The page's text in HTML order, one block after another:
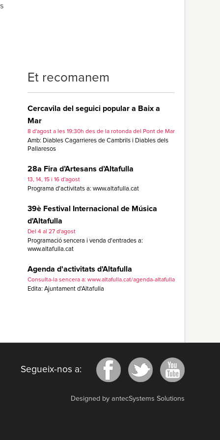
Et recomanem
Cercavila del seguici popular a Baix a
Mar
8 d'agost a les 19:30h des de la rotonda del Pont de Mar
Amb: Diables Cagarrieres de Cambrils i Diables dels
Pallaresos
28a Fira d’Artesans d’Altafulla
13, 14, 15 i 16 d'agost
Programa d'activitats a: www.altafulla.cat
39è Festival Internacional de Música
d'Altafulla
Del 4 al 27 d'agost
Programació sencera i venda d'entrades a:
www.altafulla.cat
Agenda d'activitats d'Altafulla
Consulta-la sencera a: www.altafulla.cat/agenda-altafulla
Edita: Ajuntament d'Altafulla
Segueix-nos a:
Designed by antecSystems Solutions